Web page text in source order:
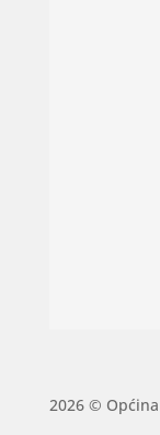
2026 ©